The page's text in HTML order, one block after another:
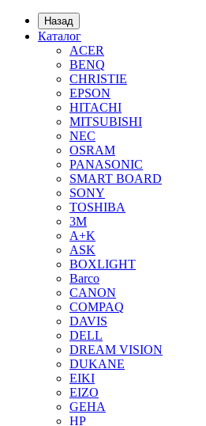
Назад
Каталог
ACER
BENQ
CHRISTIE
EPSON
HITACHI
MITSUBISHI
NEC
OSRAM
PANASONIC
SMART BOARD
SONY
TOSHIBA
3М
A+K
ASK
BOXLIGHT
Barco
CANON
COMPAQ
DAVIS
DELL
DREAM VISION
DUKANE
EIKI
EIZO
GEHA
HP